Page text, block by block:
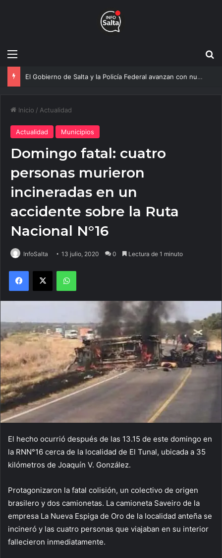
Menú
El Gobierno de Salta y la Policía Federal avanzan con nuevas medidas contra el delito
Inicio / Actualidad
Actualidad Municipios
Domingo fatal: cuatro
personas murieron
incineradas en un
accidente sobre la Ruta
Nacional N°16
InfoSalta 13 julio, 2020 0 Lectura de 1 minuto
Facebook
X WhatsApp
El hecho ocurrió después de las 13.15 de este domingo en
la RNN°16 cerca de la localidad de El Tunal, ubicada a 35
kilómetros de Joaquín V. González.
Protagonizaron la fatal colisión, un colectivo de origen
brasilero y dos camionetas. La camioneta Saveiro de la
empresa La Nueva Espiga de Oro de la localidad anteña se
incineró y las cuatro personas que viajaban en su interior
fallecieron inmediatamente.